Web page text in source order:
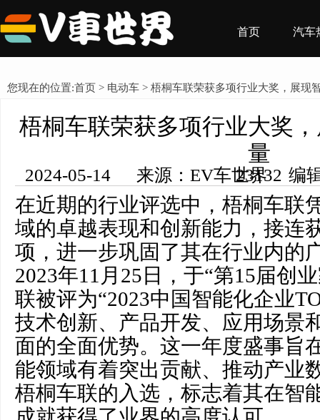
首页 汽车
您现在的位置:首页 > 电动车 > 梧桐车联荣获多项行业大奖，展现
梧桐车联荣获多项行业大奖
量
2024-05-14 来源：EV车世界 编辑：王希然 浏览量： 23132
在近期的行业评选中，梧桐车联
域的卓越表现和创新能力，接连
项，进一步巩固了其在行业内的
2023年11月25日，于“第15届创
联被评为“2023中国智能化企业
技术创新、产品开发、应用场景
面的全面优势。这一年度盛事旨
能领域有着突出贡献、推动产业
梧桐车联的入选，标志着其在智